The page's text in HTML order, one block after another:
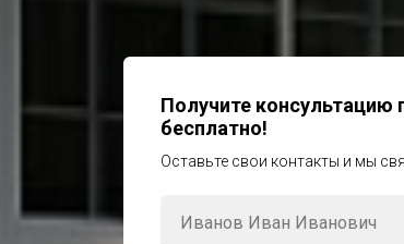
Получите консультацию
бесплатно!
Оставьте свои контакты и мы